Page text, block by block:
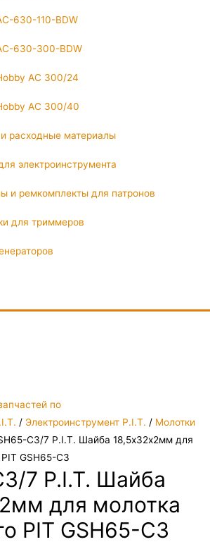
630-110-BDW
630-300-BDW
AC 300/24
AC 300/40
расходные материалы
электроинструмента
и ремкомплекты для патронов
для триммеров
по
/ Электроинструмент P.I.T. / Молотки
C3/7 P.I.T. Шайба 18,5х32х2мм для
GSH65-C3
7 P.I.T. Шайба
для молотка
PIT GSH65-C3